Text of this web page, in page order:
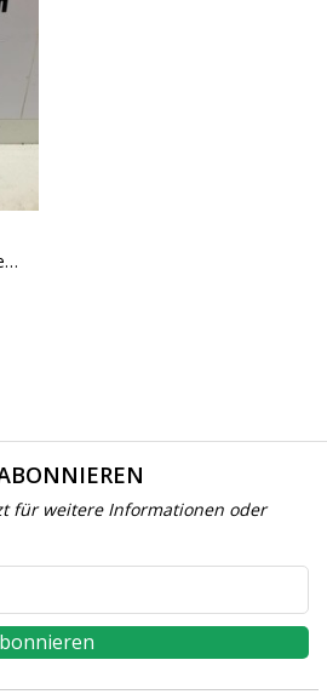
für weitere Informationen oder